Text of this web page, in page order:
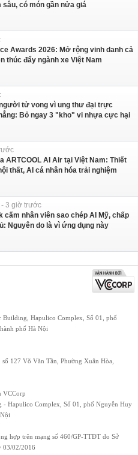
sâu, có món gần nửa giá
Awards 2026: Mở rộng vinh danh cả
thúc đẩy ngành xe Việt Nam
tử vong vì ung thư đại trực
Bỏ ngay 3 "kho" vi nhựa cực hại
ARTCOOL AI Air tại Việt Nam: Thiết
thất, AI cá nhân hóa trải nghiệm
3 giờ trước
cấm nhân viên sao chép AI Mỹ, chấp
Nguyên do là vì ứng dụng này
Building, Hapulico Complex, Số 01, phố
phố Hà Nội
127 Võ Văn Tần, Phường Xuân Hòa,
VCCorp
- Hapulico Complex, Số 01, phố Nguyễn Huy
hợp trên mạng số 460/GP-TTĐT do Sở
03/02/2016